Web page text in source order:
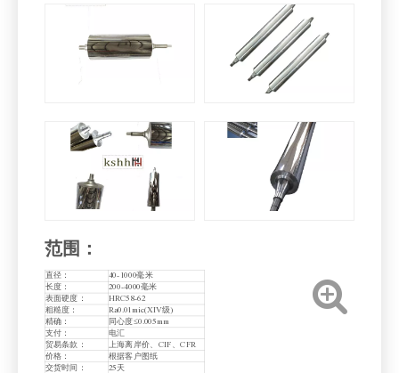
范围：
直径： 40-1000毫米
长度： 200-4000毫米
表面硬度：
HRC58-62
粗糙度：
Ra0.01mic(XIV级)
精确：
同心度≤0.005mm
支付：
电汇
贸易条款：
上海离岸价、CIF、CFR
价格：
根据客户图纸
交货时间：
25天